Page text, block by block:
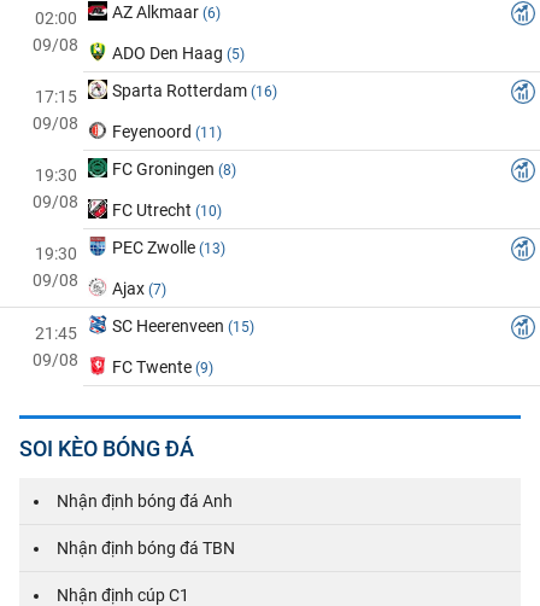
02:00
09/08
AZ Alkmaar (6)
ADO Den Haag (5)
17:15
09/08
Sparta Rotterdam (16)
Feyenoord (11)
19:30
09/08
FC Groningen (8)
FC Utrecht (10)
19:30
09/08
PEC Zwolle (13)
Ajax (7)
21:45
09/08
SC Heerenveen (15)
FC Twente (9)
SOI KÈO BÓNG ĐÁ
Nhận định bóng đá Anh
Nhận định bóng đá TBN
Nhận định cúp C1